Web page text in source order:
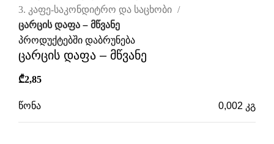
3. კაფე-საკონდიტრო და საცხობი
ცარცის დაფა – მწვანე
პროდუქტებში დაბრუნება
ცარცის დაფა – მწვანე
₾2,85
წონა 0,002 კგ